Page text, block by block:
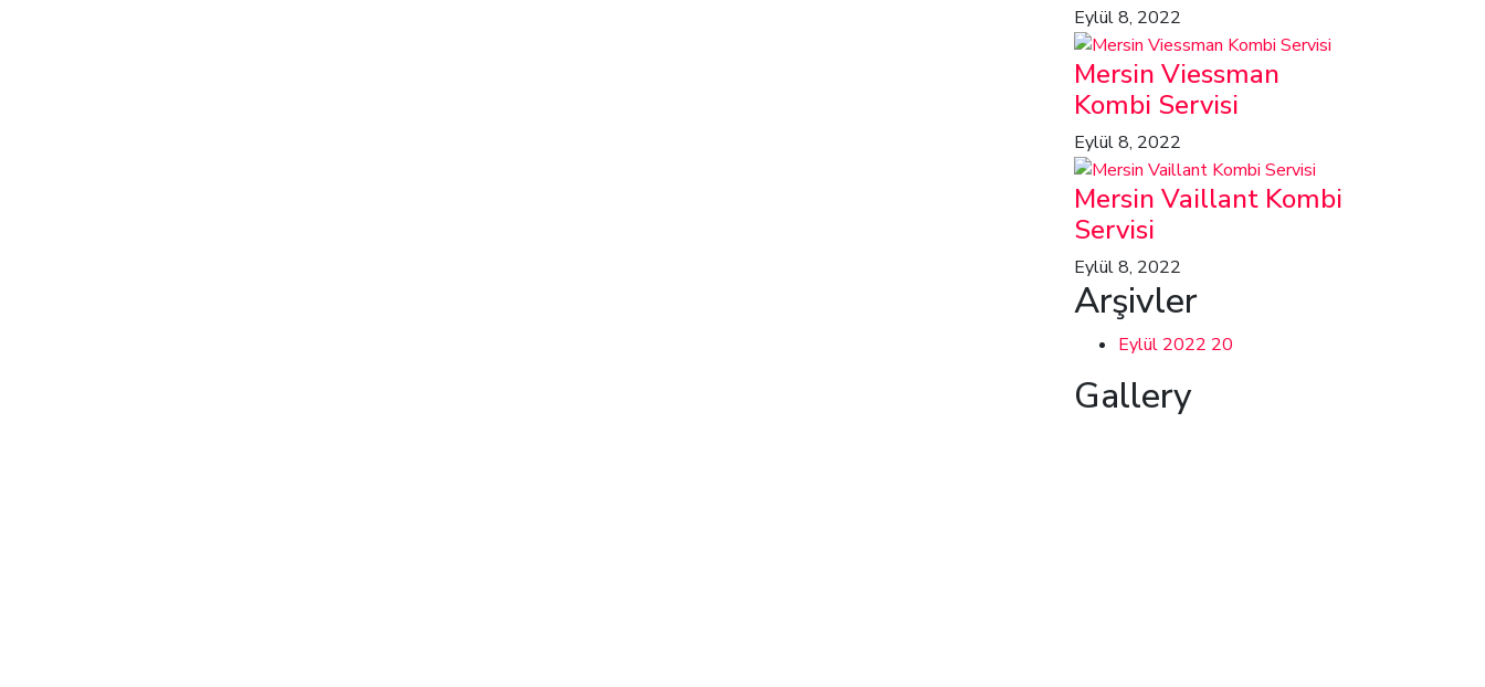
Eylül 8, 2022
Mersin Viessman
Kombi Servisi
Eylül 8, 2022
Mersin Vaillant Kombi
Servisi
Eylül 8, 2022
Arşivler
Eylül 2022 20
Gallery